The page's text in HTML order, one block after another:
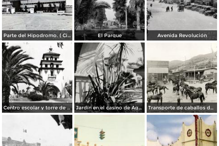
Parte del Hipodromo. ( Circulada el 12 de Julio de 1922 ). El Parque Avenida Revolución
Centro escolar y torre de Agua Caliente Jardín en el casino de Agua Caliente Transporte de caballos del hipódromo hacia Estados Unidos